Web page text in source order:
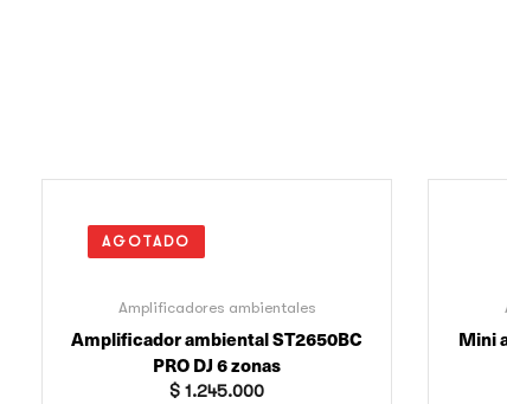
AGOTADO
Amplificadores ambientales
Amplificador ambiental ST2650BC
PRO DJ 6 zonas
$ 1.245.000
Mini